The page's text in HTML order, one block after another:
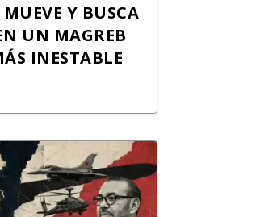
Y BUSCA
UN MAGREB
INESTABLE